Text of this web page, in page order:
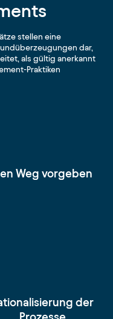
stellen eine
dar,
als gültig anerkannt
Praktiken
Weg vorgeben
der